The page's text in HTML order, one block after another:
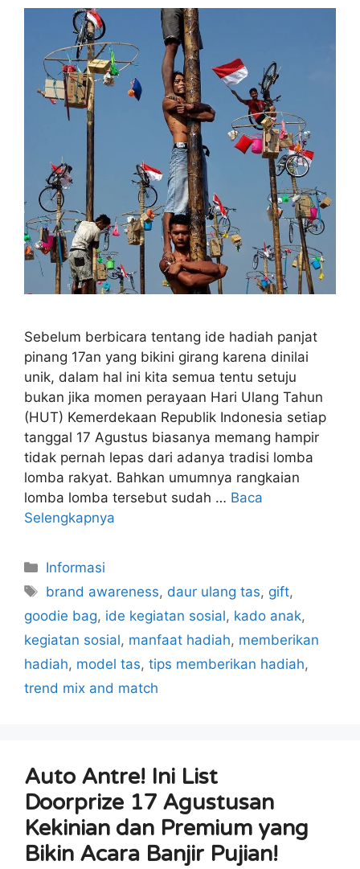
Sebelum berbicara tentang ide hadiah panjat
pinang 17an yang bikini girang karena dinilai
unik, dalam hal ini kita semua tentu setuju
bukan jika momen perayaan Hari Ulang Tahun
(HUT) Kemerdekaan Republik Indonesia setiap
tanggal 17 Agustus biasanya memang hampir
tidak pernah lepas dari adanya tradisi lomba
lomba rakyat. Bahkan umumnya rangkaian
lomba lomba tersebut sudah … Baca
Selengkapnya
Kategori
Informasi
Tag
brand awareness, daur ulang tas, gift,
goodie bag, ide kegiatan sosial, kado anak,
kegiatan sosial, manfaat hadiah, memberikan
hadiah, model tas, tips memberikan hadiah,
trend mix and match
Auto Antre! Ini List
Doorprize 17 Agustusan
Kekinian dan Premium yang
Bikin Acara Banjir Pujian!